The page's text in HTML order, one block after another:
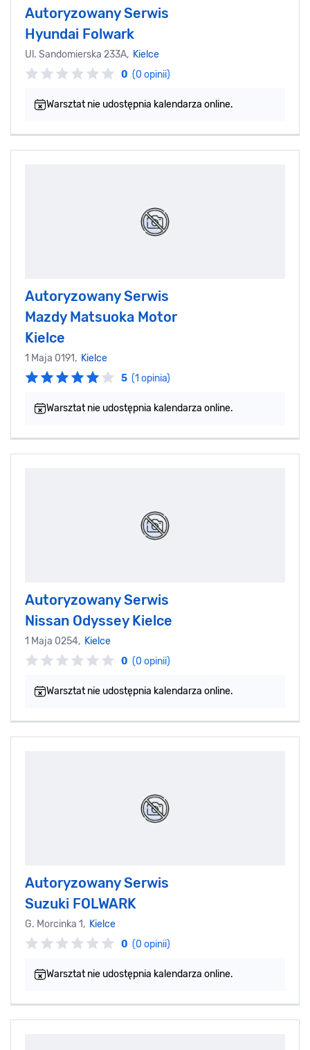
Autoryzowany Serwis
Hyundai Folwark
Ul. Sandomierska 233A, Kielce
0 (0 opinii)
Warsztat nie udostępnia kalendarza online.
Autoryzowany Serwis
Mazdy Matsuoka Motor
Kielce
1 Maja 0191, Kielce
5 (1 opinia)
Warsztat nie udostępnia kalendarza online.
Autoryzowany Serwis
Nissan Odyssey Kielce
1 Maja 0254, Kielce
0 (0 opinii)
Warsztat nie udostępnia kalendarza online.
Autoryzowany Serwis
Suzuki FOLWARK
G. Morcinka 1, Kielce
0 (0 opinii)
Warsztat nie udostępnia kalendarza online.